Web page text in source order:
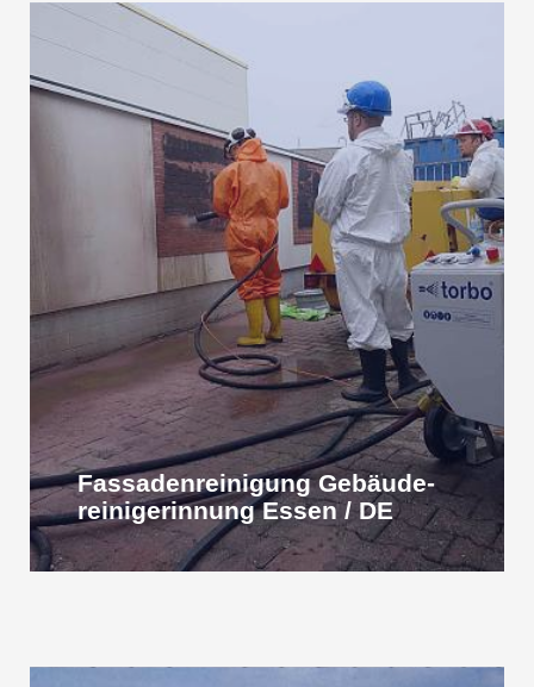
Fassaden­reinigung Gebäude­
reiniger­innung Essen / DE